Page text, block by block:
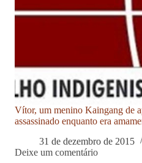
Vítor, um menino Kaingang de
assassinado enquanto era
31 de dezembro de 2015
Deixe um comentário